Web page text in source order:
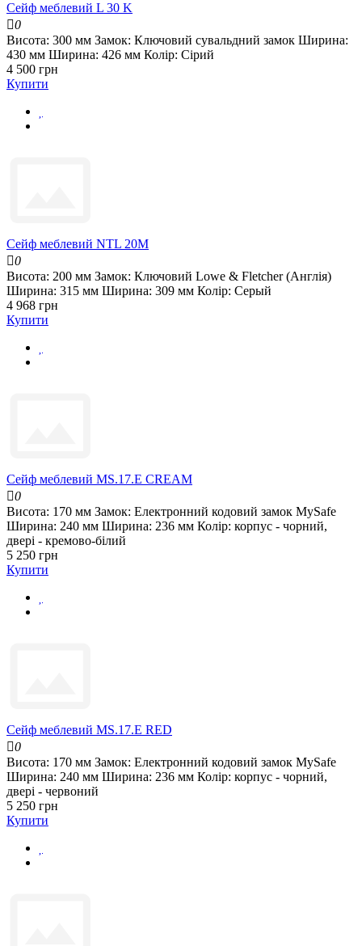
Сейф меблевий L 30 K
0
Висота: 300 мм Замок: Ключовий сувальдний замок Ширина:
430 мм Ширина: 426 мм Колір: Сірий
4 500 грн
Купити
Сейф меблевий NTL 20M
0
Висота: 200 мм Замок: Ключовий Lowe & Fletcher (Англія)
Ширина: 315 мм Ширина: 309 мм Колір: Серый
4 968 грн
Купити
Сейф меблевий MS.17.E CREAM
0
Висота: 170 мм Замок: Електронний кодовий замок MySafe
Ширина: 240 мм Ширина: 236 мм Колір: корпус - чорний,
двері - кремово-білий
5 250 грн
Купити
Сейф меблевий MS.17.E RED
0
Висота: 170 мм Замок: Електронний кодовий замок MySafe
Ширина: 240 мм Ширина: 236 мм Колір: корпус - чорний,
двері - червоний
5 250 грн
Купити